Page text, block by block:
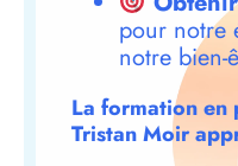
pour notre
notre bien-
La formation en
Tristan Moir